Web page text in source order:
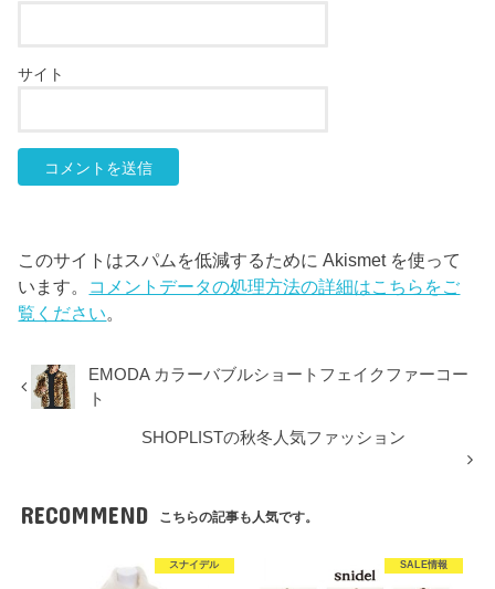
サイト
このサイトはスパムを低減するために Akismet を使って
います。 コメントデータの処理方法の詳細はこちらをご
覧ください。
EMODA カラーバブルショートフェイクファーコー
ト
SHOPLISTの秋冬人気ファッション
RECOMMEND こちらの記事も人気です。
スナイデル SALE情報